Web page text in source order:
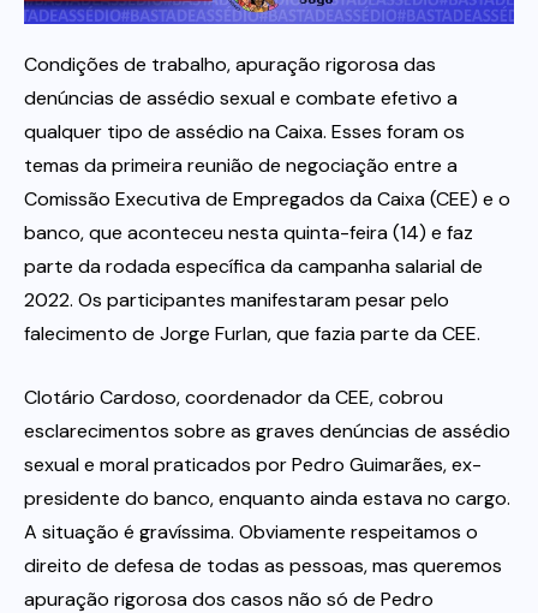
Itau
Financeiras e Cooperativas
Condições de trabalho, apuração rigorosa das
denúncias de assédio sexual e combate efetivo a
qualquer tipo de assédio na Caixa. Esses foram os
temas da primeira reunião de negociação entre a
Comissão Executiva de Empregados da Caixa (CEE) e o
banco, que aconteceu nesta quinta-feira (14) e faz
parte da rodada específica da campanha salarial de
2022. Os participantes manifestaram pesar pelo
falecimento de Jorge Furlan, que fazia parte da CEE.
Clotário Cardoso, coordenador da CEE, cobrou
esclarecimentos sobre as graves denúncias de assédio
sexual e moral praticados por Pedro Guimarães, ex-
presidente do banco, enquanto ainda estava no cargo.
A situação é gravíssima. Obviamente respeitamos o
direito de defesa de todas as pessoas, mas queremos
apuração rigorosa dos casos não só de Pedro